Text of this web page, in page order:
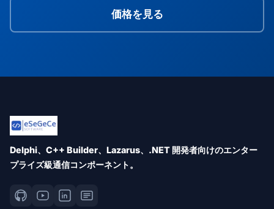
価格を見る
Delphi、C++ Builder、Lazarus、.NET 開発者向けのエンター
プライズ級通信コンポーネント。